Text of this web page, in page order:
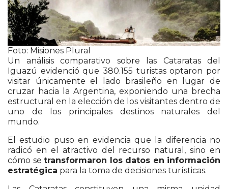
Foto: Misiones Plural
Un análisis comparativo sobre las Cataratas del
Iguazú evidenció que 380.155 turistas optaron por
visitar únicamente el lado brasileño en lugar de
cruzar hacia la Argentina, exponiendo una brecha
estructural en la elección de los visitantes dentro de
uno de los principales destinos naturales del
mundo.
El estudio puso en evidencia que la diferencia no
radicó en el atractivo del recurso natural, sino en
cómo se transformaron los datos en información
estratégica para la toma de decisiones turísticas.